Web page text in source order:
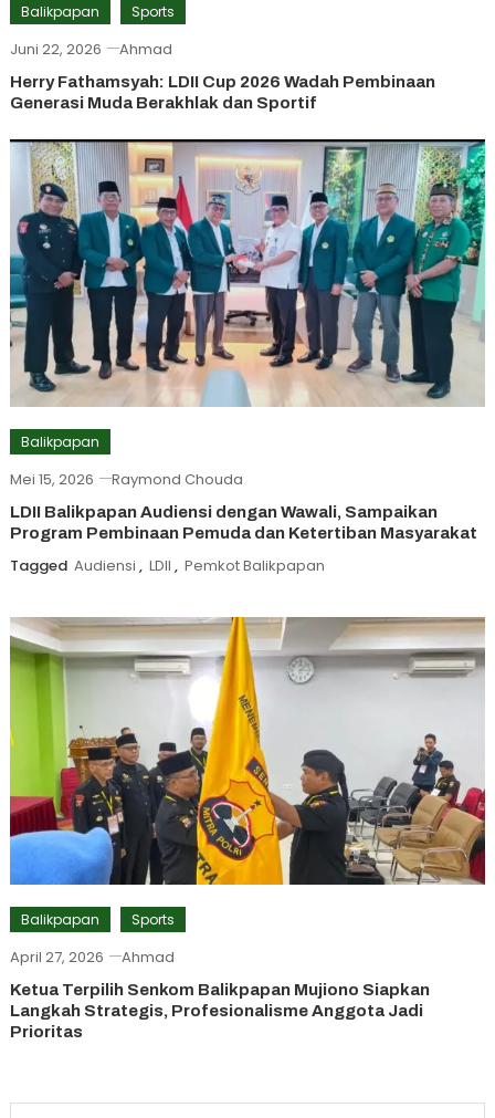
Balikpapan Sports
Juni 22, 2026 Ahmad
Herry Fathamsyah: LDII Cup 2026 Wadah Pembinaan
Generasi Muda Berakhlak dan Sportif
Balikpapan
Mei 15, 2026 Raymond Chouda
LDII Balikpapan Audiensi dengan Wawali, Sampaikan
Program Pembinaan Pemuda dan Ketertiban Masyarakat
Tagged Audiensi , LDII , Pemkot Balikpapan
Balikpapan Sports
April 27, 2026 Ahmad
Ketua Terpilih Senkom Balikpapan Mujiono Siapkan
Langkah Strategis, Profesionalisme Anggota Jadi
Prioritas